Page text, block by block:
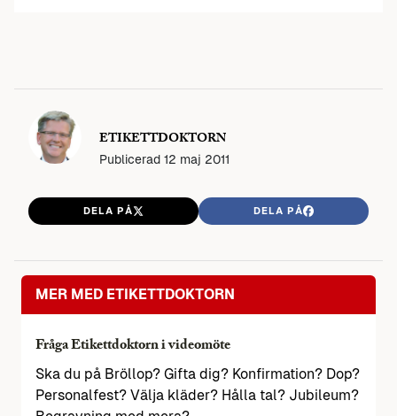
ETIKETTDOKTORN
Publicerad 12 maj 2011
DELA PÅ DELA PÅ
MER MED ETIKETTDOKTORN
Fråga Etikettdoktorn i videomöte
Ska du på Bröllop? Gifta dig? Konfirmation? Dop?
Personalfest? Välja kläder? Hålla tal? Jubileum?